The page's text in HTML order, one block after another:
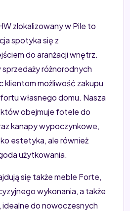
zlokalizowany w Pile to
spotyka się z
do aranżacji wnętrz.
sprzedaży różnorodnych
klientom możliwość zakupu
własnego domu. Nasza
obejmuje fotele do
kanapy wypoczynkowe,
estetyka, ale również
użytkowania.
się także meble Forte,
wykonania, a także
idealne do nowoczesnych